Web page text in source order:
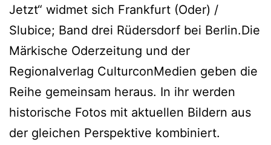
Jetzt“ widmet sich Frankfurt (Oder) /
Slubice; Band drei Rüdersdorf bei Berlin.Die
Märkische Oderzeitung und der
Regionalverlag CulturconMedien geben die
Reihe gemeinsam heraus. In ihr werden
historische Fotos mit aktuellen Bildern aus
der gleichen Perspektive kombiniert.